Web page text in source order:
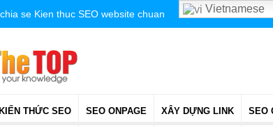
se Kien thuc SEO website chuan Vietnamese
KIẾN THỨC SEO SEO ONPAGE XÂY DỰNG LINK SEO